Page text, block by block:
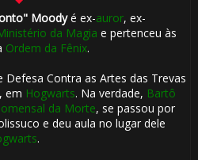
Moodyé ex-auror, ex-
da Magia e pertenceu às
Ordem da Fênix.
Defesa Contra as Artes das Trevas
em Hogwarts. Na verdade, Bartô
da Morte, se passou por
e deu aula no lugar dele
.